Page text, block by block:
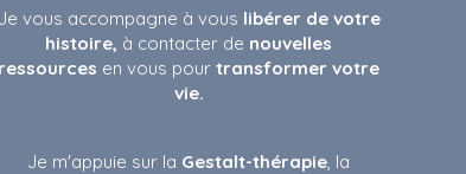
Je vous accompagne à vous libérer de votre
histoire, à contacter de nouvelles
ressources en vous pourtransformer votre
vie.
Je m'appuie sur la Gestalt-thérapie, la